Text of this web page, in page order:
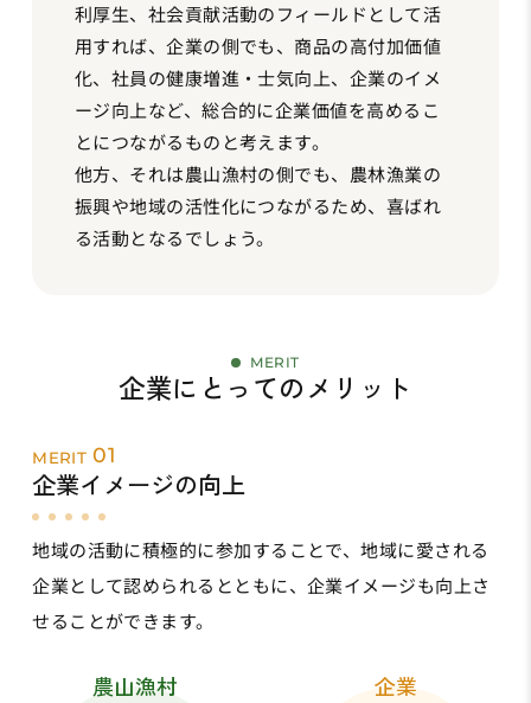
利厚生、社会貢献活動のフィールドとして活
用すれば、企業の側でも、商品の高付加価値
化、社員の健康増進・士気向上、企業のイメ
ージ向上など、総合的に企業価値を高めるこ
とにつながるものと考えます。
他方、それは農山漁村の側でも、農林漁業の
振興や地域の活性化につながるため、喜ばれ
る活動となるでしょう。
MERIT
企業にとってのメリット
MERIT 01
企業イメージの向上
地域の活動に積極的に参加することで、地域に愛される
企業として認められるとともに、企業イメージも向上さ
せることができます。
農山漁村 企業